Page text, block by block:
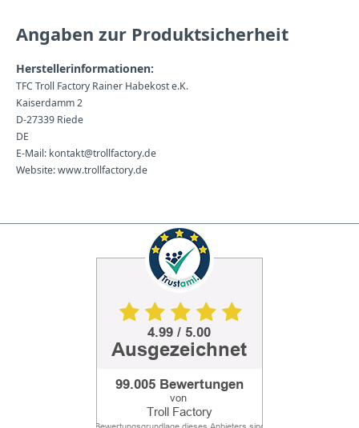
Angaben zur Produktsicherheit
Herstellerinformationen:
TFC Troll Factory Rainer Habekost e.K.
Kaiserdamm 2
D-27339 Riede
DE
E-Mail: kontakt@trollfactory.de
Website: www.trollfactory.de